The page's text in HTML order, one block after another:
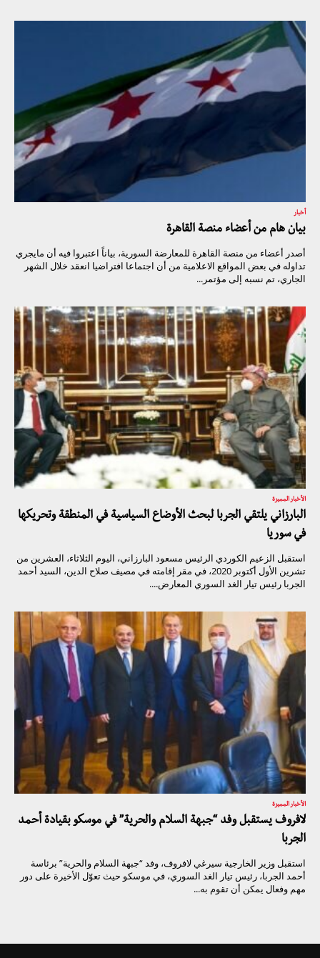
أخبار
بيان هام من أعضاء منصة القاهرة
أصدر أعضاء من منصة القاهرة للمعارضة السورية، بياناً اعتبروا فيه أن مايجري
تداوله في بعض المواقع الاعلامية من أن اجتماعا افتراضيا انعقد خلال الشهر
الجاري، تم نسبه إلى مؤتمر...
الأخبار المميزة
البارزاني يلتقي الجربا لبحث الأوضاع السياسية في المنطقة وتحريكها
في سوريا
استقبل الزعيم الكوردي الرئيس مسعود البارزاني، اليوم الثلاثاء، العشرين من
تشرين الأول أكتوبر 2020، في مقر إقامته في مصيف صلاح الدين، السيد أحمد
الجربا رئيس تيار الغد السوري المعارض....
الأخبار المميزة
لافروف يستقبل وفد “جبهة السلام والحرية” في موسكو بقيادة أحمد
الجربا
استقبل وزير الخارجية سيرغي لافروف، وفد “جبهة السلام والحرية” برئاسة
أحمد الجربا، رئيس تيار الغد السوري، في موسكو حيث تعوّل الأخيرة على دور
مهم وفعال يمكن أن تقوم به...